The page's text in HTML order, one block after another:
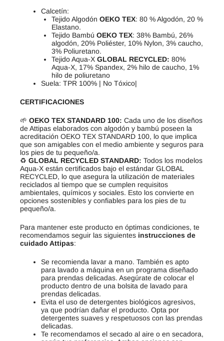
Calcetín:
Tejido Algodón OEKO TEX: 80 % Algodón, 20 %
Elastano.
Tejido Bambú OEKO TEX: 38% Bambú, 26%
algodón, 20% Poliéster, 10% Nylon, 3% caucho,
3% Poliuretano.
Tejido Aqua-X GLOBAL RECYCLED: 80%
Aqua-X, 17% Spandex, 2% hilo de caucho, 1%
hilo de poliuretano
Suela: TPR 100% | No Tóxico|
CERTIFICACIONES
🌱 OEKO TEX STANDARD 100: Cada uno de los diseños
de Attipas elaborados con algodón y bambú poseen la
acreditación OEKO TEX STANDARD 100, lo que implica
que son amigables con el medio ambiente y seguros para
los pies de tu pequeño/a.
♻️ GLOBAL RECYCLED STANDARD: Todos los modelos
Aqua-X están certificados bajo el estándar GLOBAL
RECYCLED, lo que asegura la utilización de materiales
reciclados al tiempo que se cumplen requisitos
ambientales, químicos y sociales. Esto los convierte en
opciones sostenibles y confiables para los pies de tu
pequeño/a.
Para mantener este producto en óptimas condiciones, te
recomendamos seguir las siguientes instrucciones de
cuidado Attipas:
Se recomienda lavar a mano. También es apto
para lavado a máquina en un programa diseñado
para prendas delicadas. Asegúrate de colocar el
producto dentro de una bolsita de lavado para
prendas delicadas.
Evita el uso de detergentes biológicos agresivos,
ya que podrían dañar el producto. Opta por
detergentes suaves y respetuosos con las prendas
delicadas.
Te recomendamos el secado al aire o en secadora,